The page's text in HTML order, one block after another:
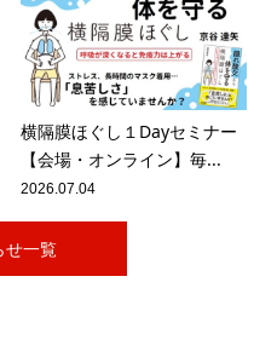
横隔膜ほぐし１Dayセミナー
【会場・オンライン】毎...
2026.07.04
せ一覧